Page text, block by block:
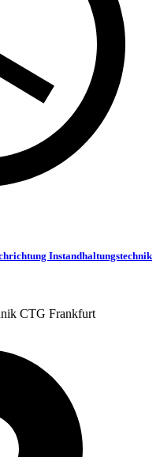
Instandhaltungstechnik
CTG Frankfurt